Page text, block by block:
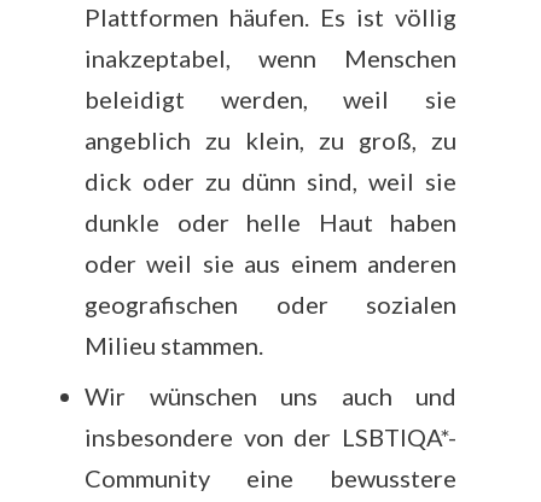
Plattformen häufen. Es ist völlig
inakzeptabel, wenn Menschen
beleidigt werden, weil sie
angeblich zu klein, zu groß, zu
dick oder zu dünn sind, weil sie
dunkle oder helle Haut haben
oder weil sie aus einem anderen
geografischen oder sozialen
Milieu stammen.
Wir wünschen uns auch und
insbesondere von der LSBTIQA*-
Community eine bewusstere